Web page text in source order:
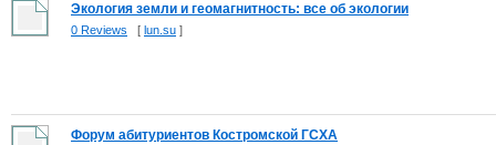
Экология земли и геомагнитность: все об экологии
0 Reviews [ lun.su ]
Форум абитуриентов Костромской ГСХА